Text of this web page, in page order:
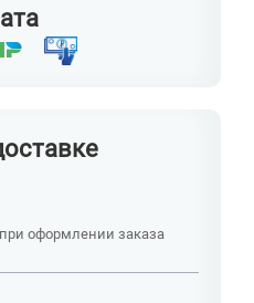
оформлении заказа